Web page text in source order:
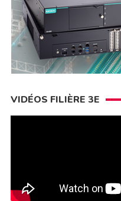
VIDÉOS FILIÈRE 3E